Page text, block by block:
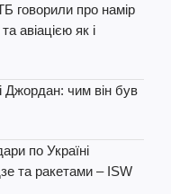
говорили про намір
авіацією як і
Джордан: чим він був
по Україні
та ракетами – ISW